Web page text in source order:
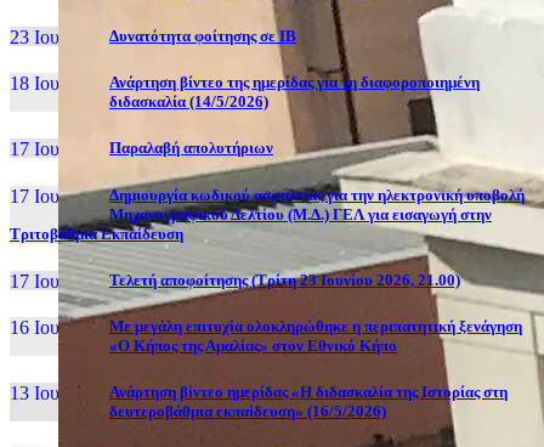
23 Ιουν, 26 Δυνατότητα φοίτησης σε ΙΒ
18 Ιουν, 26
Ανάρτηση βίντεο της ημερίδας για τη διαφοροποιημένη
διδασκαλία (14/5/2026)
17 Ιουν, 26 Παραλαβή απολυτήριων
17 Ιουν, 26
Δημιουργία κωδικού ασφαλείας για την ηλεκτρονική υποβολή
Μηχανογραφικού Δελτίου (Μ.Δ.) ΓΕΛ για εισαγωγή στην
Τριτοβάθμια Εκπαίδευση
17 Ιουν, 26 Τελετή αποφοίτησης (Τρίτη 23 Ιουνίου 2026, 21.00)
16 Ιουν, 26
Με μεγάλη επιτυχία ολοκληρώθηκε η περιπατητική ξενάγηση
«Ο Κήπος της Αμαλίας» στον Εθνικό Κήπο
13 Ιουν, 26
Ανάρτηση βίντεο ημερίδας «Η διδασκαλία της Ιστορίας στη
δευτεροβάθμια εκπαίδευση» (16/5/2026)